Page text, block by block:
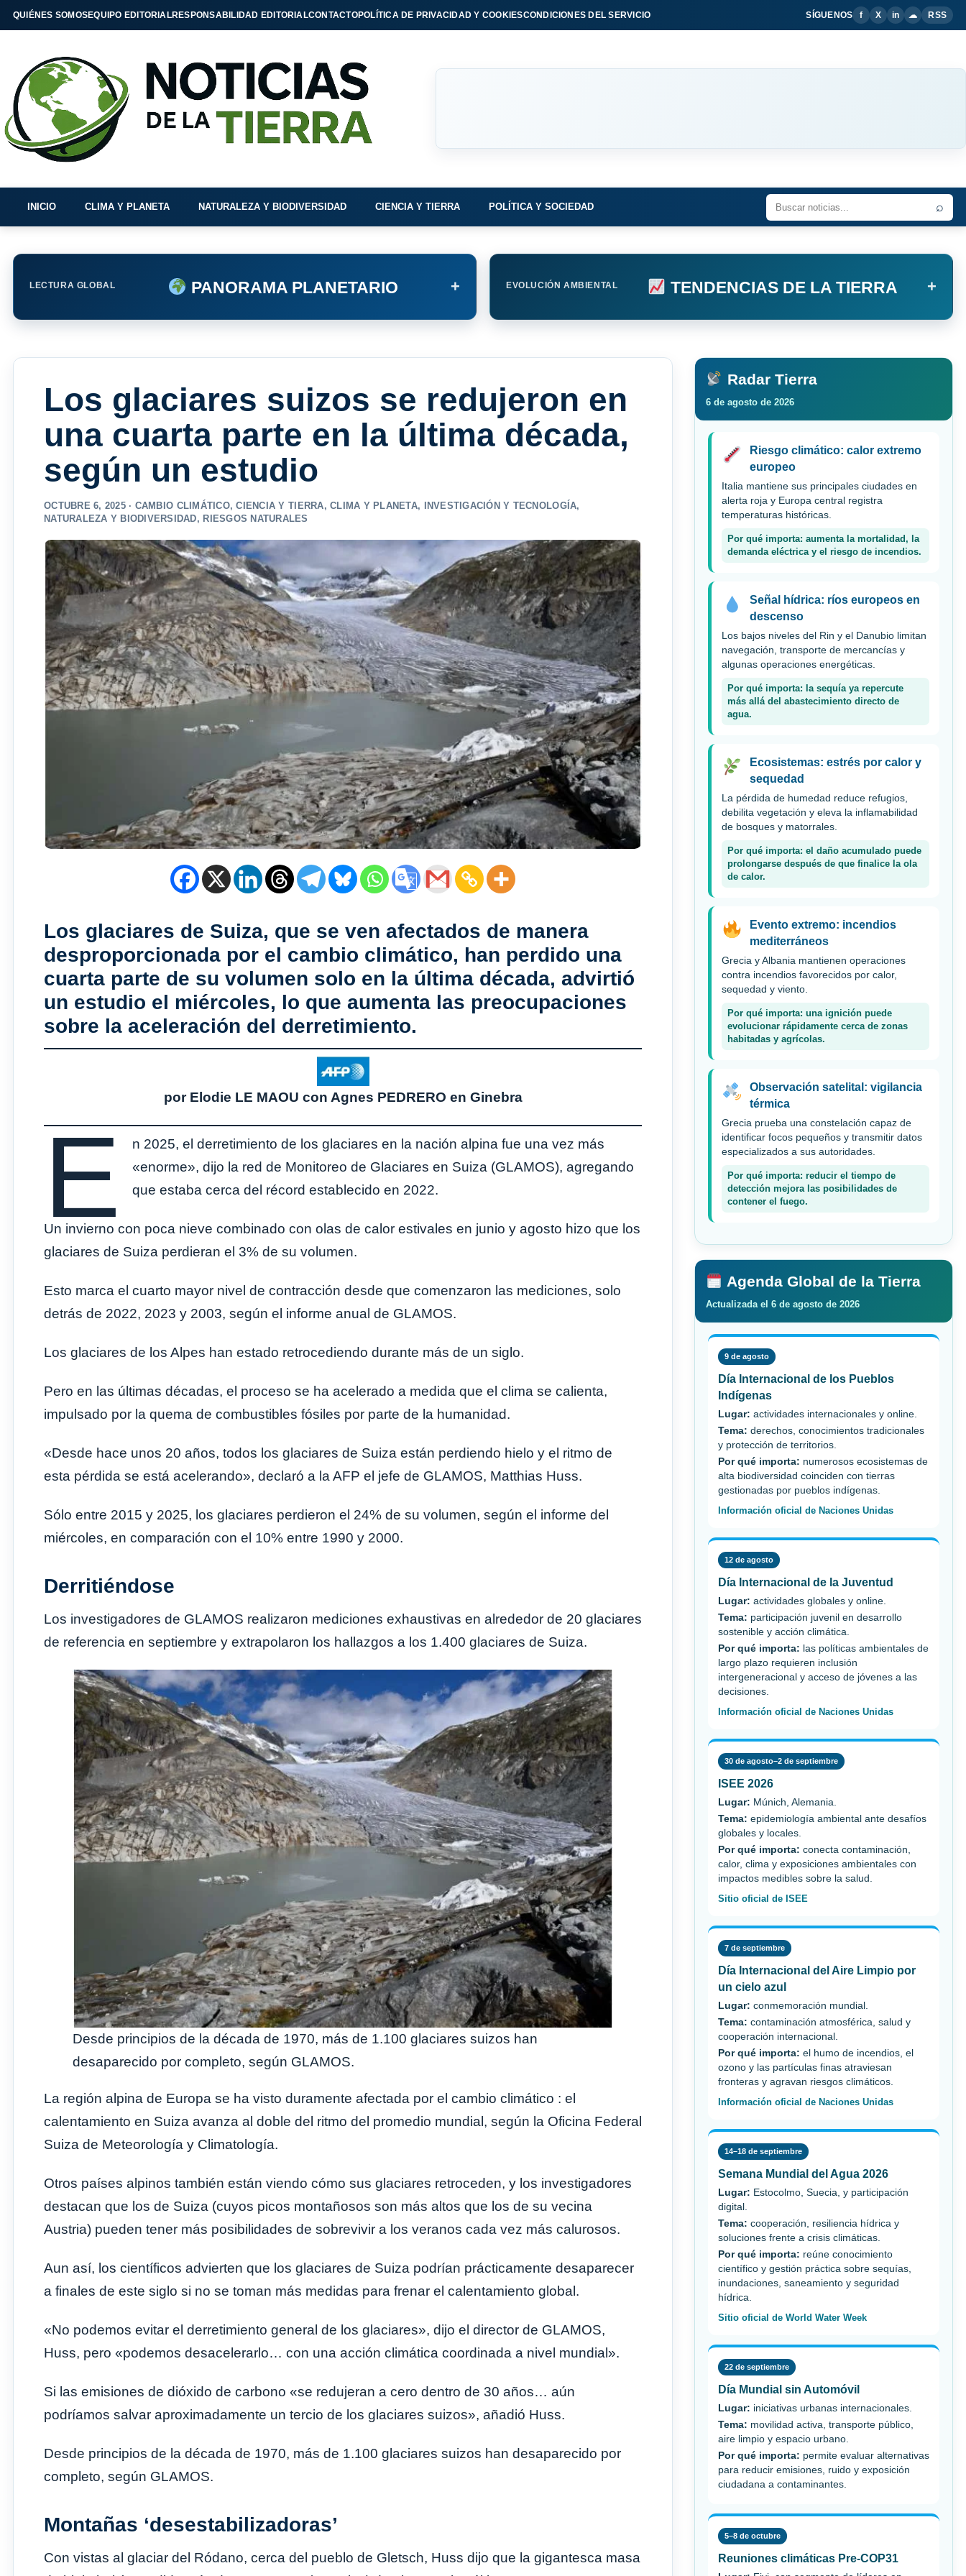
QUIÉNES SOMOSEQUIPO EDITORIALRESPONSABILIDAD EDITORIALCONTACTOPOLÍTICA DE PRIVACIDAD Y COOKIESCONDICIONES DEL SERVICIO SÍGUENOS f X in ☁ RSS
INICIO CLIMA Y PLANETA NATURALEZA Y BIODIVERSIDAD CIENCIA Y TIERRA POLÍTICA Y SOCIEDAD ⌕
LECTURA GLOBAL PANORAMA PLANETARIO + EVOLUCIÓN AMBIENTAL TENDENCIAS DE LA TIERRA +
Los glaciares suizos se redujeron en
una cuarta parte en la última década,
según un estudio
OCTUBRE 6, 2025 · CAMBIO CLIMÁTICO,CIENCIA Y TIERRA,CLIMA Y PLANETA, INVESTIGACIÓN Y TECNOLOGÍA,
NATURALEZA Y BIODIVERSIDAD, RIESGOS NATURALES
Los glaciares de Suiza, que se ven afectados de manera
desproporcionada por el cambio climático, han perdido una
cuarta parte de su volumen solo en la última década, advirtió
un estudio el miércoles, lo que aumenta las preocupaciones
sobre la aceleración del derretimiento.
por Elodie LE MAOU con Agnes PEDRERO en Ginebra
E
n 2025, el derretimiento de los glaciares en la nación alpina fue una vez más
«enorme», dijo la red de Monitoreo de Glaciares en Suiza (GLAMOS), agregando
que estaba cerca del récord establecido en 2022.
Un invierno con poca nieve combinado con olas de calor estivales en junio y agosto hizo que los
glaciares de Suiza perdieran el 3% de su volumen.
Esto marca el cuarto mayor nivel de contracción desde que comenzaron las mediciones, solo
detrás de 2022, 2023 y 2003, según el informe anual de GLAMOS.
Los glaciares de los Alpes han estado retrocediendo durante más de un siglo.
Pero en las últimas décadas, el proceso se ha acelerado a medida que el clima se calienta,
impulsado por la quema de combustibles fósiles por parte de la humanidad.
«Desde hace unos 20 años, todos los glaciares de Suiza están perdiendo hielo y el ritmo de
esta pérdida se está acelerando», declaró a la AFP el jefe de GLAMOS, Matthias Huss.
Sólo entre 2015 y 2025, los glaciares perdieron el 24% de su volumen, según el informe del
miércoles, en comparación con el 10% entre 1990 y 2000.
Derritiéndose
Los investigadores de GLAMOS realizaron mediciones exhaustivas en alrededor de 20 glaciares
de referencia en septiembre y extrapolaron los hallazgos a los 1.400 glaciares de Suiza.
Desde principios de la década de 1970, más de 1.100 glaciares suizos han
desaparecido por completo, según GLAMOS.
La región alpina de Europa se ha visto duramente afectada por el cambio climático : el
calentamiento en Suiza avanza al doble del ritmo del promedio mundial, según la Oficina Federal
Suiza de Meteorología y Climatología.
Otros países alpinos también están viendo cómo sus glaciares retroceden, y los investigadores
destacan que los de Suiza (cuyos picos montañosos son más altos que los de su vecina
Austria) pueden tener más posibilidades de sobrevivir a los veranos cada vez más calurosos.
Aun así, los científicos advierten que los glaciares de Suiza podrían prácticamente desaparecer
a finales de este siglo si no se toman más medidas para frenar el calentamiento global.
«No podemos evitar el derretimiento general de los glaciares», dijo el director de GLAMOS,
Huss, pero «podemos desacelerarlo… con una acción climática coordinada a nivel mundial».
Si las emisiones de dióxido de carbono «se redujeran a cero dentro de 30 años… aún
podríamos salvar aproximadamente un tercio de los glaciares suizos», añadió Huss.
Desde principios de la década de 1970, más de 1.100 glaciares suizos han desaparecido por
completo, según GLAMOS.
Montañas ‘desestabilizadoras’
Con vistas al glaciar del Ródano, cerca del pueblo de Gletsch, Huss dijo que la gigantesca masa
Radar Tierra
6 de agosto de 2026
Riesgo climático: calor extremo
europeo
Italia mantiene sus principales ciudades en
alerta roja y Europa central registra
temperaturas históricas.
Por qué importa: aumenta la mortalidad, la
demanda eléctrica y el riesgo de incendios.
Señal hídrica: ríos europeos en
descenso
Los bajos niveles del Rin y el Danubio limitan
navegación, transporte de mercancías y
algunas operaciones energéticas.
Por qué importa: la sequía ya repercute
más allá del abastecimiento directo de
agua.
Ecosistemas: estrés por calor y
sequedad
La pérdida de humedad reduce refugios,
debilita vegetación y eleva la inflamabilidad
de bosques y matorrales.
Por qué importa: el daño acumulado puede
prolongarse después de que finalice la ola
de calor.
Evento extremo: incendios
mediterráneos
Grecia y Albania mantienen operaciones
contra incendios favorecidos por calor,
sequedad y viento.
Por qué importa: una ignición puede
evolucionar rápidamente cerca de zonas
habitadas y agrícolas.
Observación satelital: vigilancia
térmica
Grecia prueba una constelación capaz de
identificar focos pequeños y transmitir datos
especializados a sus autoridades.
Por qué importa: reducir el tiempo de
detección mejora las posibilidades de
contener el fuego.
Agenda Global de la Tierra
Actualizada el 6 de agosto de 2026
9 de agosto
Día Internacional de los Pueblos
Indígenas
Lugar: actividades internacionales y online.
Tema: derechos, conocimientos tradicionales
y protección de territorios.
Por qué importa: numerosos ecosistemas de
alta biodiversidad coinciden con tierras
gestionadas por pueblos indígenas.
Información oficial de Naciones Unidas
12 de agosto
Día Internacional de la Juventud
Lugar: actividades globales y online.
Tema: participación juvenil en desarrollo
sostenible y acción climática.
Por qué importa: las políticas ambientales de
largo plazo requieren inclusión
intergeneracional y acceso de jóvenes a las
decisiones.
Información oficial de Naciones Unidas
30 de agosto–2 de septiembre
ISEE 2026
Lugar: Múnich, Alemania.
Tema: epidemiología ambiental ante desafíos
globales y locales.
Por qué importa: conecta contaminación,
calor, clima y exposiciones ambientales con
impactos medibles sobre la salud.
Sitio oficial de ISEE
7 de septiembre
Día Internacional del Aire Limpio por
un cielo azul
Lugar: conmemoración mundial.
Tema: contaminación atmosférica, salud y
cooperación internacional.
Por qué importa: el humo de incendios, el
ozono y las partículas finas atraviesan
fronteras y agravan riesgos climáticos.
Información oficial de Naciones Unidas
14–18 de septiembre
Semana Mundial del Agua 2026
Lugar: Estocolmo, Suecia, y participación
digital.
Tema: cooperación, resiliencia hídrica y
soluciones frente a crisis climáticas.
Por qué importa: reúne conocimiento
científico y gestión práctica sobre sequías,
inundaciones, saneamiento y seguridad
hídrica.
Sitio oficial de World Water Week
22 de septiembre
Día Mundial sin Automóvil
Lugar: iniciativas urbanas internacionales.
Tema: movilidad activa, transporte público,
aire limpio y espacio urbano.
Por qué importa: permite evaluar alternativas
para reducir emisiones, ruido y exposición
ciudadana a contaminantes.
5–8 de octubre
Reuniones climáticas Pre-COP31